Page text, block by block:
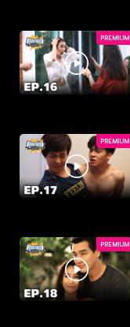
PREMIUM
PREMIUM
PREMIUM